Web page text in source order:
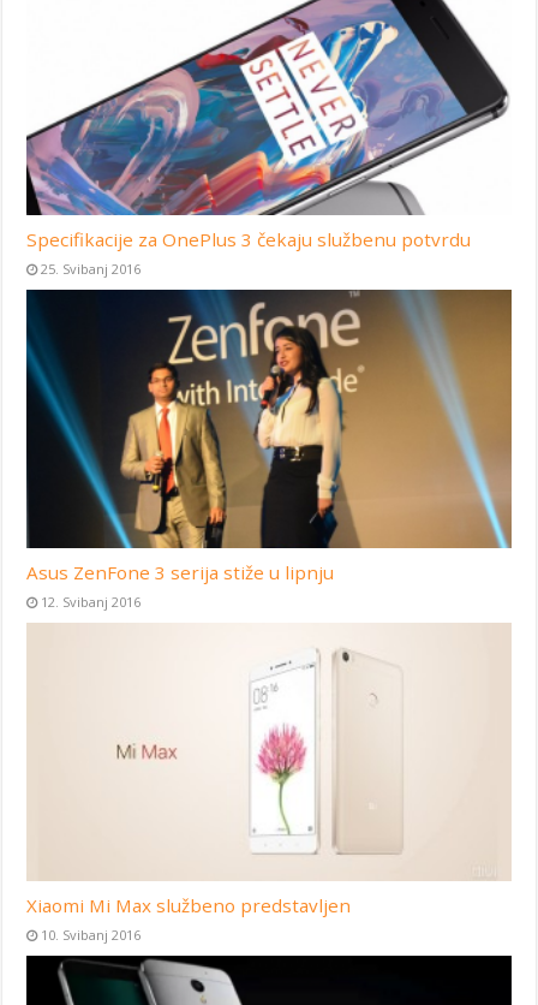
Specifikacije za OnePlus 3 čekaju službenu potvrdu
25. Svibanj 2016
Asus ZenFone 3 serija stiže u lipnju
12. Svibanj 2016
Xiaomi Mi Max službeno predstavljen
10. Svibanj 2016